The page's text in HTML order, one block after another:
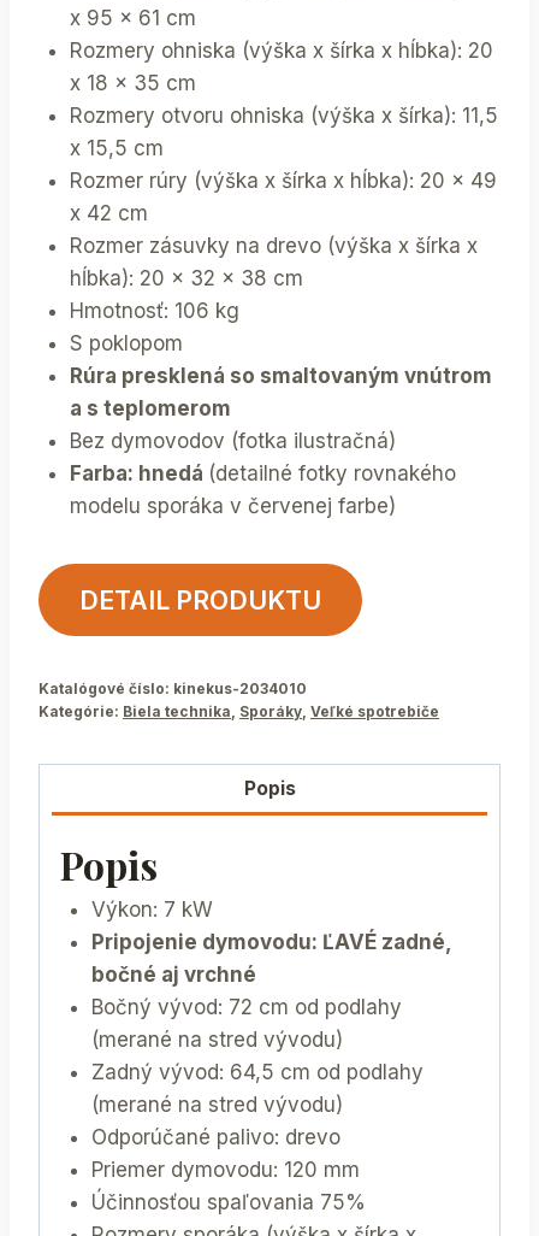
x 95 x 61 cm
Rozmery ohniska (výška x šírka x hĺbka): 20
x 18 x 35 cm
Rozmery otvoru ohniska (výška x šírka): 11,5
x 15,5 cm
Rozmer rúry (výška x šírka x hĺbka): 20 x 49
x 42 cm
Rozmer zásuvky na drevo (výška x šírka x
hĺbka): 20 x 32 x 38 cm
Hmotnosť: 106 kg
S poklopom
Rúra presklená so smaltovaným vnútrom
a s teplomerom
Bez dymovodov (fotka ilustračná)
Farba: hnedá (detailné fotky rovnakého
modelu sporáka v červenej farbe)
DETAIL PRODUKTU
Katalógové číslo: kinekus-2034010
Kategórie: Biela technika, Sporáky, Veľké spotrebiče
Popis
Popis
Výkon: 7 kW
Pripojenie dymovodu: ĽAVÉ zadné,
bočné aj vrchné
Bočný vývod: 72 cm od podlahy
(merané na stred vývodu)
Zadný vývod: 64,5 cm od podlahy
(merané na stred vývodu)
Odporúčané palivo: drevo
Priemer dymovodu: 120 mm
Účinnosťou spaľovania 75%